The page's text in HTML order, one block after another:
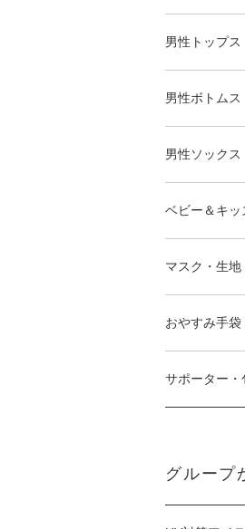
男性トップス
男性ボトムス
男性ソックス
ベビー＆キッ
マスク・生
おやすみ手
サポーター
グループ